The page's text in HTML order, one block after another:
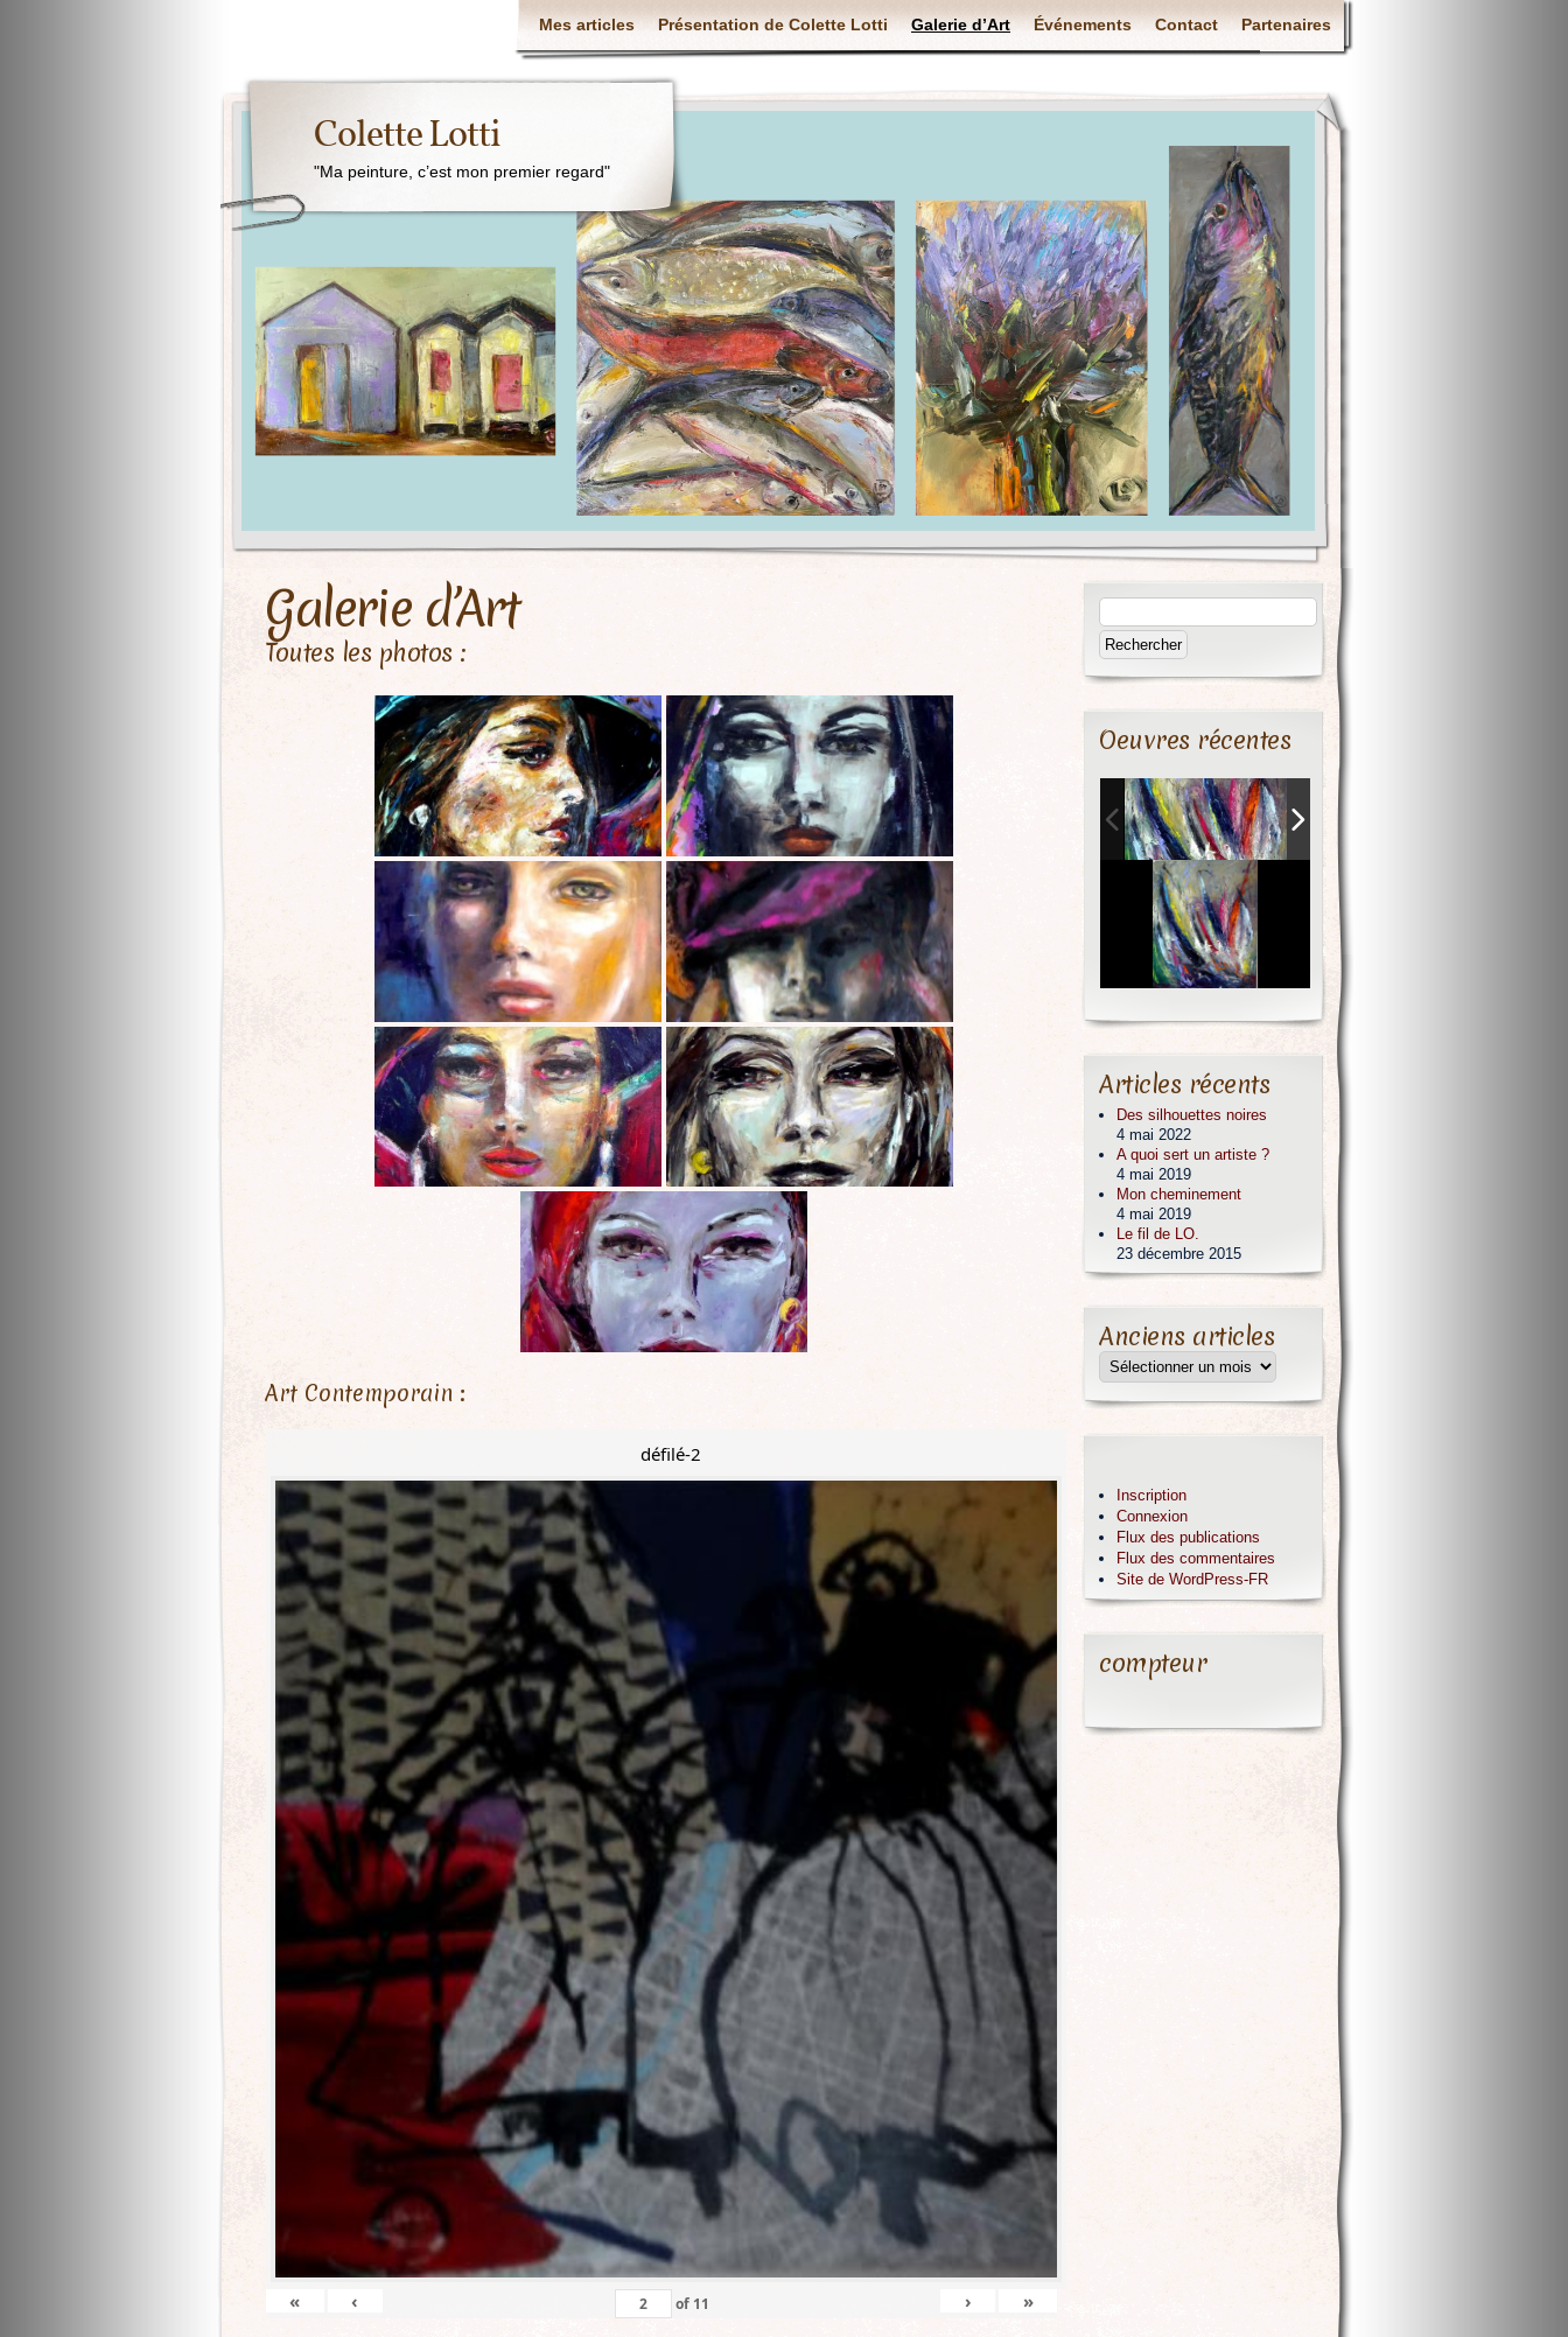
Mes articles Présentation de Colette Lotti Galerie d’Art Événements Contact Partenaires
Colette Lotti
"Ma peinture, c’est mon premier regard"
Galerie d’Art
Toutes les photos :
Art Contemporain :
défilé-2
« ‹ of 11 › »
Oeuvres récentes
Articles récents
Des silhouettes noires
4 mai 2022
A quoi sert un artiste ?
4 mai 2019
Mon cheminement
4 mai 2019
Le fil de LO.
23 décembre 2015
Anciens articles
Inscription
Connexion
Flux des publications
Flux des commentaires
Site de WordPress-FR
compteur